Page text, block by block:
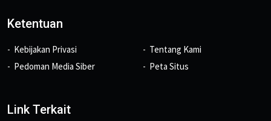
Ketentuan
Kebijakan Privasi
Pedoman Media Siber
Tentang Kami
Peta Situs
Link Terkait